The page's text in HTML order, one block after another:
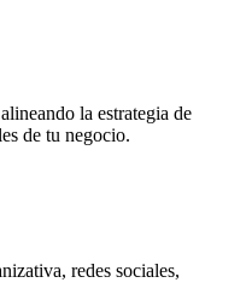
la estrategia de
de tu negocio.
redes sociales,